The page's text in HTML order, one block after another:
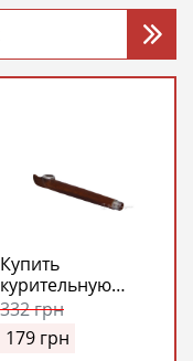
Купить
курительную
трубку Медвах
Классик (Classic
Medwakh Pipe)
332грн
179 грн